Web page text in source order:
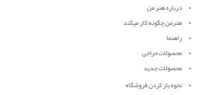
درباره هنر من
هنرمن چگونه کار میکند
راهنما
محصولات حراجی
محصولات جدید
نحوه باز کردن فروشگاه